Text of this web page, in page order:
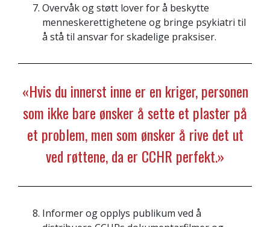
Overvåk og støtt lover for å beskytte
menneskerettighetene og bringe psykiatri til
å stå til ansvar for skadelige praksiser.
«Hvis du innerst inne er en kriger, personen
som ikke bare ønsker å sette et plaster på
et problem, men som ønsker å rive det ut
ved røttene, da er CCHR perfekt.»
Informer og opplys publikum ved å